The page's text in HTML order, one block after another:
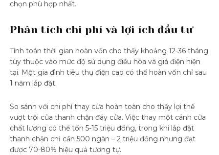
chọn phù hợp nhất.
Phân tích chi phí và lợi ích đầu tư
Tính toán thời gian hoàn vốn cho thấy khoảng 12-36 tháng
tùy thuộc vào mức độ sử dụng điều hòa và giá điện hiện
tại. Một gia đình tiêu thụ điện cao có thể hoàn vốn chỉ sau
1 năm lắp đặt.
So sánh với chi phí thay cửa hoàn toàn cho thấy lợi thế
vượt trội của thanh chặn đáy cửa. Việc thay một cánh cửa
chất lượng có thể tốn 5-15 triệu đồng, trong khi lắp đặt
thanh chặn chỉ cần 500 ngàn – 2 triệu đồng nhưng đạt
được 70-80% hiệu quả tương tự.